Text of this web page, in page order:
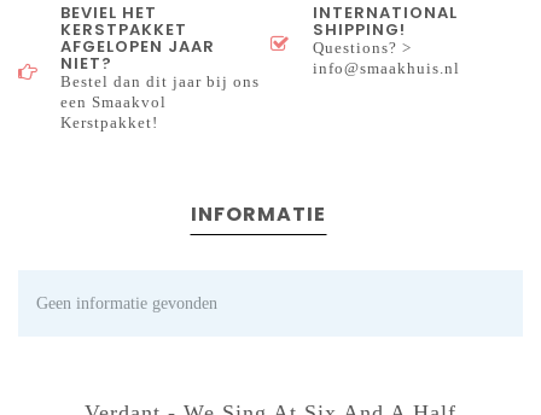
BEVIEL HET
KERSTPAKKET
AFGELOPEN JAAR
NIET?
Bestel dan dit jaar bij ons
een Smaakvol
Kerstpakket!
INTERNATIONAL
SHIPPING!
Questions? >
info@smaakhuis.nl
INFORMATIE
Geen informatie gevonden